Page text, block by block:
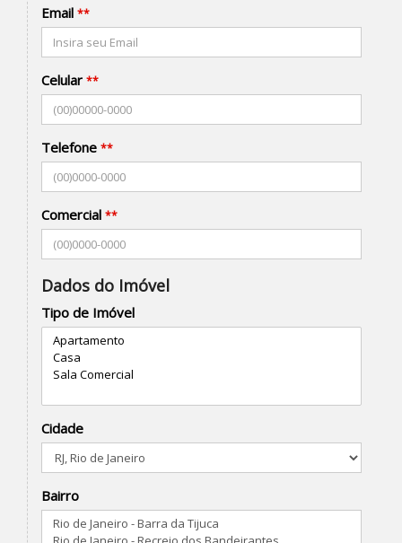
Email **
Celular **
Telefone **
Comercial **
Dados do Imóvel
Tipo de Imóvel
Cidade
Bairro